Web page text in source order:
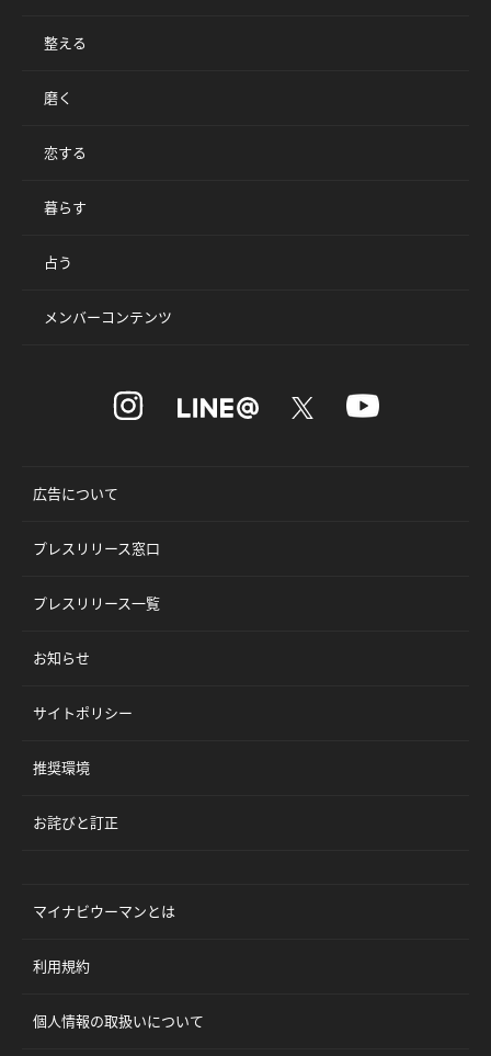
整える
磨く
恋する
暮らす
占う
メンバーコンテンツ
広告について
プレスリリース窓口
プレスリリース一覧
お知らせ
サイトポリシー
推奨環境
お詫びと訂正
マイナビウーマンとは
利用規約
個人情報の取扱いについて